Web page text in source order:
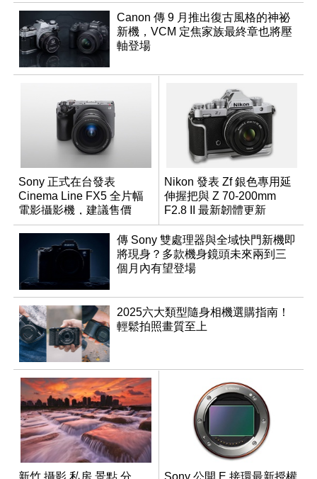
Canon 傳 9 月推出復古風格的神祕
新機，VCM 定焦家族最終章也將壓
軸登場
Sony 正式在台發表
Cinema Line FX5 全片幅
電影攝影機，建議售價
NT$144,980
Nikon 發表 Zf 銀色專用延
伸握把與 Z 70-200mm
F2.8 II 最新韌體更新
傳 Sony 雙處理器與全域快門新機即
將現身？多款機身鏡頭未來兩到三
個月內有望登場
2025六大類型隨身相機選購指南！
輕鬆拍照畫質至上
新竹 攝影 私房 景點 分
Sony 公開 E 接環最新授權